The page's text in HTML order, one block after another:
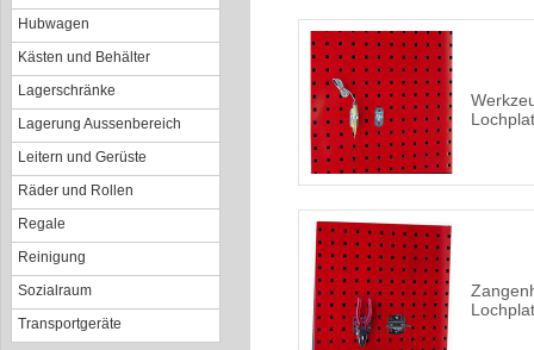
Hubwagen
Kästen und Behälter
Lagerschränke
Lagerung Aussenbereich
Leitern und Gerüste
Räder und Rollen
Regale
Reinigung
Sozialraum
Transportgeräte